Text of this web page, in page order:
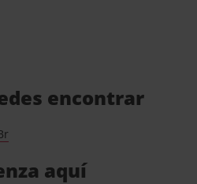
encontrar
aquí